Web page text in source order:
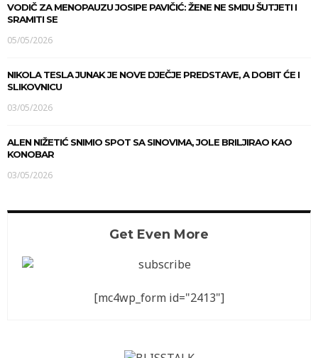
VODIČ ZA MENOPAUZU JOSIPE PAVIČIĆ: ŽENE NE SMIJU ŠUTJETI I
SRAMITI SE
05/05/2026
NIKOLA TESLA JUNAK JE NOVE DJEČJE PREDSTAVE, A DOBIT ĆE I
SLIKOVNICU
03/05/2026
ALEN NIŽETIĆ SNIMIO SPOT SA SINOVIMA, JOLE BRILJIRAO KAO
KONOBAR
03/05/2026
Get Even More
[mc4wp_form id="2413"]